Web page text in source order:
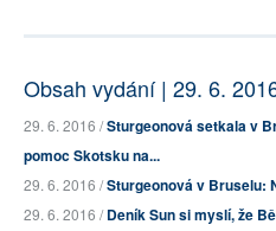
Obsah vydání | 29. 6.
29. 6. 2016 /Sturgeonová setkala v
pomoc Skotsku na...
29. 6. 2016 /Sturgeonová v Bruselu:
29. 6. 2016 /Deník Sun si myslí, že